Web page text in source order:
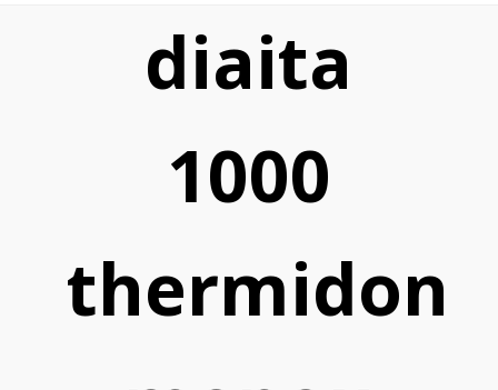
diaita
1000
thermidon